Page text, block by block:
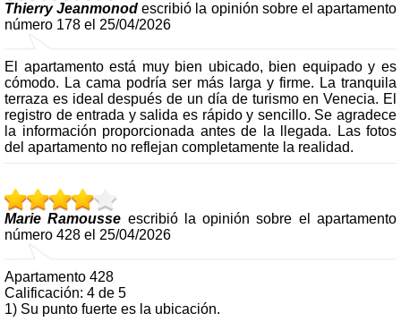
Thierry Jeanmonod escribió la opinión sobre el apartamento
número 178 el 25/04/2026
El apartamento está muy bien ubicado, bien equipado y es
cómodo. La cama podría ser más larga y firme. La tranquila
terraza es ideal después de un día de turismo en Venecia. El
registro de entrada y salida es rápido y sencillo. Se agradece
la información proporcionada antes de la llegada. Las fotos
del apartamento no reflejan completamente la realidad.
Marie Ramousse escribió la opinión sobre el apartamento
número 428 el 25/04/2026
Apartamento 428
Calificación: 4 de 5
1) Su punto fuerte es la ubicación.